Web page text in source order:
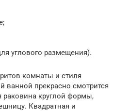
углового размещения).
комнаты и стиля
ванной прекрасно смотрится
раковина круглой формы,
Квадратная и